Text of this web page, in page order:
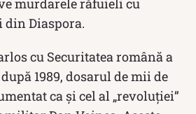
Diaspora.
cu Securitatea română a
1989, dosarul de mii de
ca şi cel al „revoluţiei”